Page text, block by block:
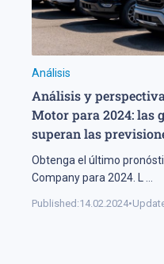
Análisis
Análisis y
Motor para 2024: las
superan las
Obtenga el último
Company para 2024. L ...
Published:14.02.2024•